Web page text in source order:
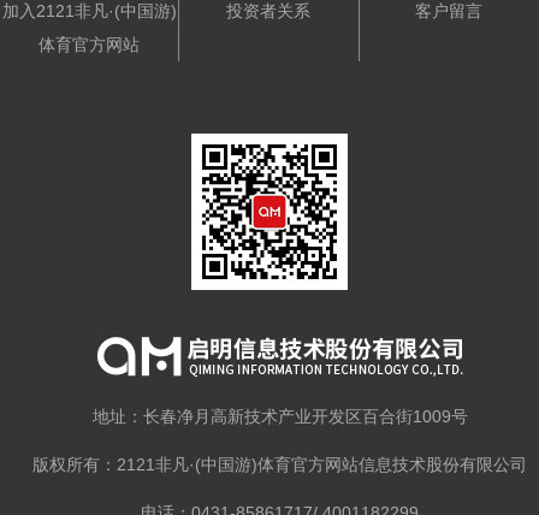
加入2121非凡·(中国游)
体育官方网站
投资者关系 客户留言
地址：长春净月高新技术产业开发区百合街1009号
版权所有：2121非凡·(中国游)体育官方网站信息技术股份有限公司